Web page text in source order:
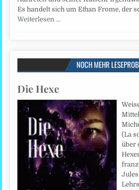
Es handelt sich um Ethan Frome, der
Weiterlesen …
NOCH MEHR
Die Hexe
(La
über